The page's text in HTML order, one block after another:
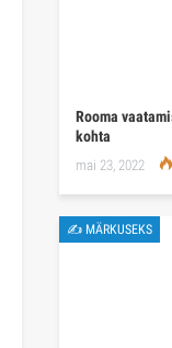
Rooma
kohta
mai 23, 2022
✍ MÄRKUSEKS